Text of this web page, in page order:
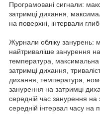
Програмовані сигнали:
затримці дихання,
на поверхні, інтервали
Журнали обліку занурень:
найтриваліше занурення
температура,
затримці дихання,
дихання, температура,
занурення на затримці
середній час занурення
середній інтервал часу на